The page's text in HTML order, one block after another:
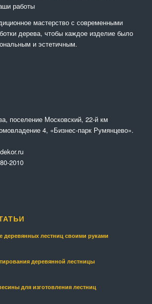
работы
мастерство с современными
дерева, чтобы каждое изделие было
и эстетичным.
поселение Московский, 22-й км
4, «Бизнес-парк Румянцево».
2010
деревянных лестниц своими руками
деревянной лестницы
для изготовления лестниц